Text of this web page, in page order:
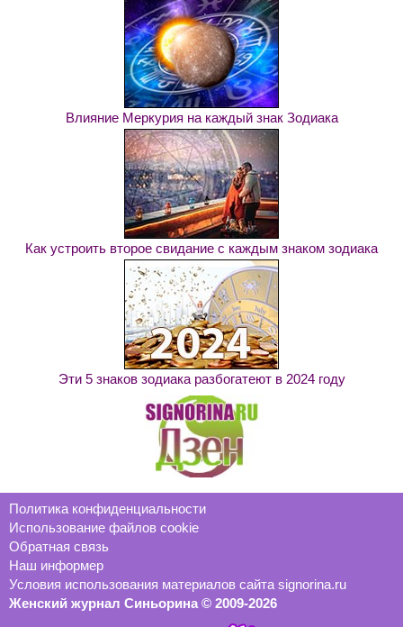
Влияние Меркурия на каждый знак Зодиака
Как устроить второе свидание с каждым знаком зодиака
Эти 5 знаков зодиака разбогатеют в 2024 году
Политика конфиденциальности
Использование файлов cookie
Обратная связь
Наш информер
Условия использования материалов сайта signorina.ru
Женский журнал Синьорина © 2009-2026